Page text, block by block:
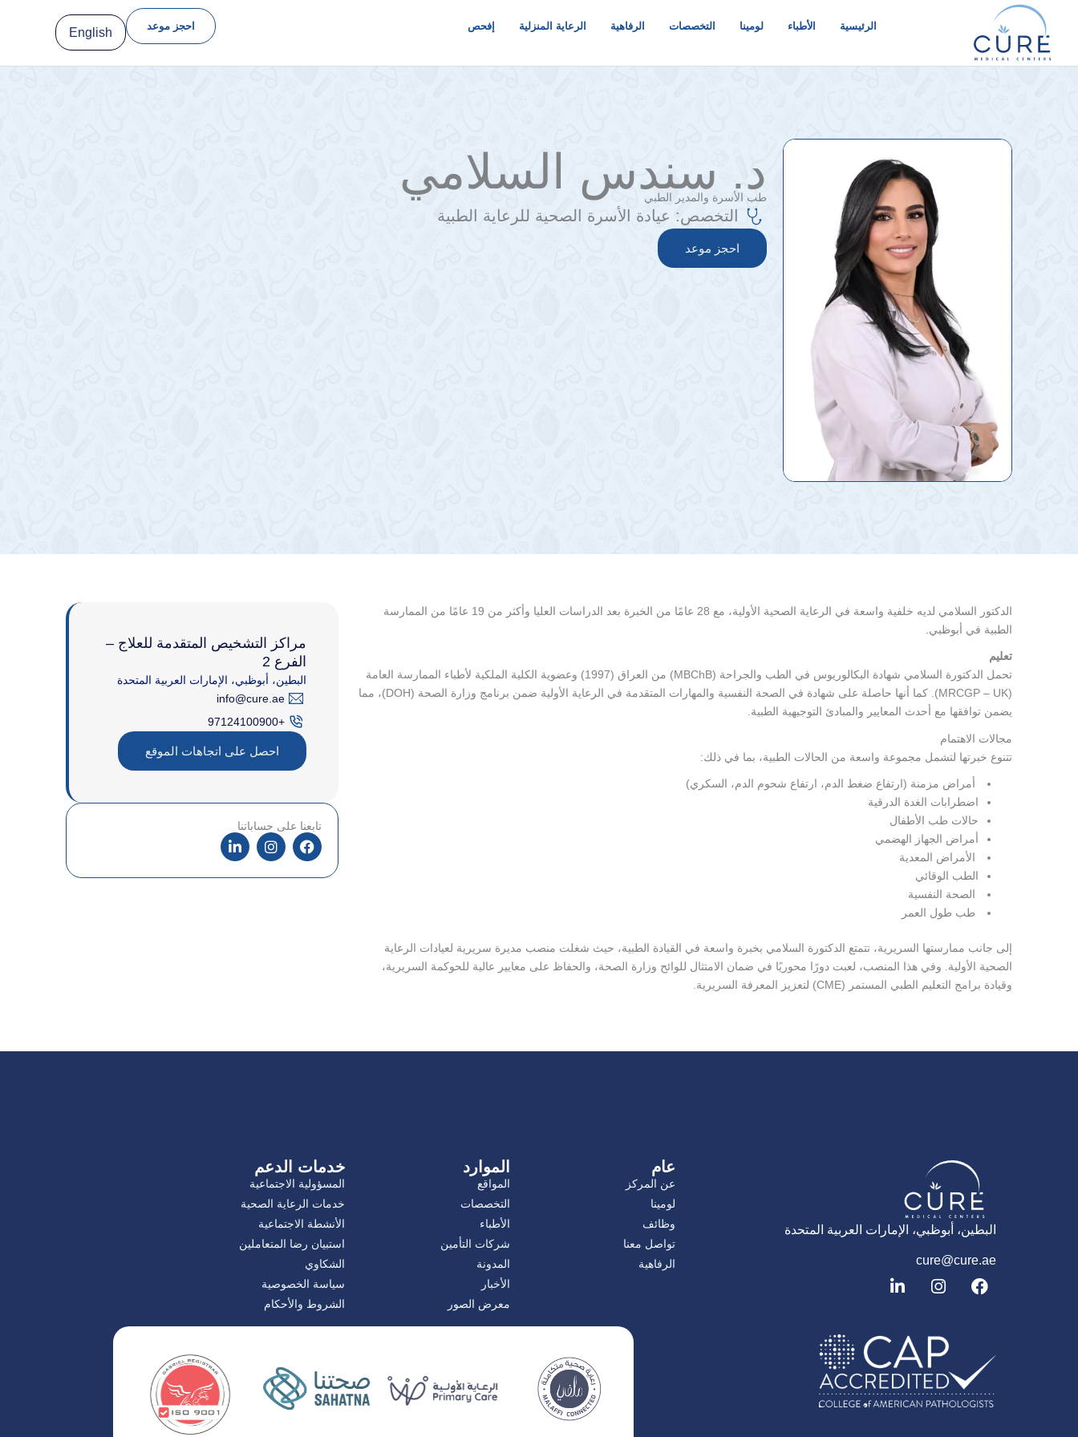
المحتوى
الرئيسية الأطباء لومينا التخصصات الرفاهية الرعاية المنزلية إفحص احجز موعد English
د. سندس السلامي
طب الأسرة والمدير الطبي
التخصص: عيادة الأسرة الصحية للرعاية الطبية
احجز موعد
الدكتور السلامي لديه خلفية واسعة في الرعاية الصحية الأولية، مع 28 عامًا من الخبرة بعد الدراسات العليا وأكثر من 19 عامًا من الممارسة
الطبية في أبوظبي.
تعليم
تحمل الدكتورة السلامي شهادة البكالوريوس في الطب والجراحة (MBChB) من العراق (1997) وعضوية الكلية الملكية لأطباء الممارسة العامة
(MRCGP – UK). كما أنها حاصلة على شهادة في الصحة النفسية والمهارات المتقدمة في الرعاية الأولية ضمن برنامج وزارة الصحة (DOH)، مما
يضمن توافقها مع أحدث المعايير والمبادئ التوجيهية الطبية.
مجالات الاهتمام
تتنوع خبرتها لتشمل مجموعة واسعة من الحالات الطبية، بما في ذلك:
أمراض مزمنة (ارتفاع ضغط الدم، ارتفاع شحوم الدم، السكري)
اضطرابات الغدة الدرقية
حالات طب الأطفال
أمراض الجهاز الهضمي
الأمراض المعدية
الطب الوقائي
الصحة النفسية
طب طول العمر
إلى جانب ممارستها السريرية، تتمتع الدكتورة السلامي بخبرة واسعة في القيادة الطبية، حيث شغلت منصب مديرة سريرية لعيادات الرعاية
الصحية الأولية. وفي هذا المنصب، لعبت دورًا محوريًا في ضمان الامتثال للوائح وزارة الصحة، والحفاظ على معايير عالية للحوكمة السريرية،
وقيادة برامج التعليم الطبي المستمر (CME) لتعزيز المعرفة السريرية.
مراكز التشخيص المتقدمة للعلاج –
الفرع 2
البطين، أبوظبي، الإمارات العربية المتحدة
info@cure.ae
+97124100900
احصل على اتجاهات الموقع
تابعنا على حساباتنا
ف
ي
ب
ا
ن
ت
ل
ي
ك
البطين، أبوظبي، الإمارات العربية المتحدة
cure@cure.ae
ف
ي
ا
ن
غ
ر
ا
م
ل
ي
د
إ
ن
عام
عن المركز
لومينا
وظائف
تواصل معنا
الرفاهية
الموارد
المواقع
التخصصات
الأطباء
شركات التأمين
المدونة
الأخبار
معرض الصور
خدمات الدعم
المسؤولية الاجتماعية
خدمات الرعاية الصحية
الأنشطة الاجتماعية
استبيان رضا المتعاملين
الشكاوي
سياسة الخصوصية
الشروط والأحكام